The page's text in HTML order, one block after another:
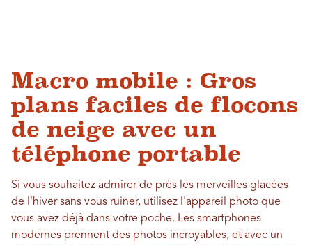
Macro mobile : Gros
plans faciles de flocons
de neige avec un
téléphone portable
Si vous souhaitez admirer de près les merveilles glacées
de l'hiver sans vous ruiner, utilisez l'appareil photo que
vous avez déjà dans votre poche. Les smartphones
modernes prennent des photos incroyables, et avec un